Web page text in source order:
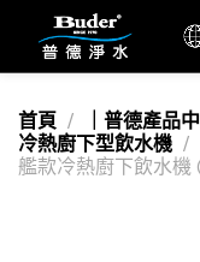
首頁 ｜普德產品
冷熱廚下型飲水機
艦款冷熱廚下飲水機